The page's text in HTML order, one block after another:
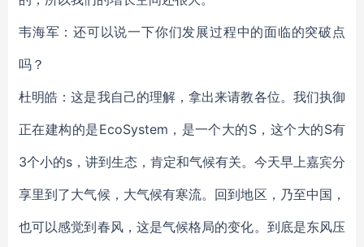
韦海军：还可以说一下你们发展过程中的面临的突破点
吗？
杜明皓：这是我自己的理解，拿出来请教各位。我们执御
正在建构的是EcoSystem，是一个大的S，这个大的S有
3个小的s，讲到生态，肯定和气候有关。今天早上嘉宾分
享里到了大气候，大气候有寒流。回到地区，乃至中国，
也可以感觉到春风，这是气候格局的变化。到底是东风压